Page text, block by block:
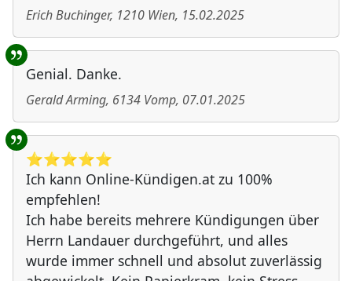
Erich Buchinger, 1210 Wien, 15.02.2025
Genial. Danke.
Gerald Arming, 6134 Vomp, 07.01.2025
⭐️⭐️⭐️⭐️⭐️
Ich kann Online-Kündigen.at zu 100%
empfehlen!
Ich habe bereits mehrere Kündigungen über
Herrn Landauer durchgeführt, und alles
wurde immer schnell und absolut zuverlässig